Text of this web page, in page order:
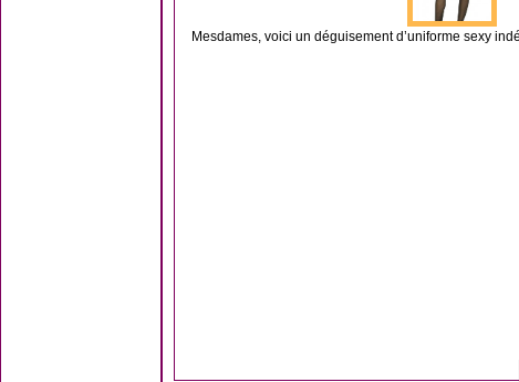
Mesdames, voici un déguisement d’uniforme sexy